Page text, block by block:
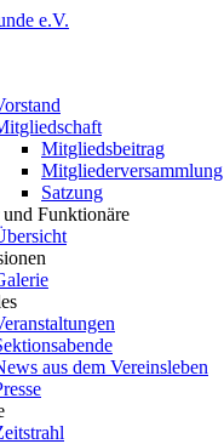
Mitgliedsbeitrag
Mitgliederversammlung
Satzung
Funktionäre
aus dem Vereinsleben